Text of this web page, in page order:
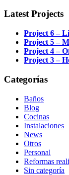
Latest Projects
Project 6 –
Project 5 –
Project 4 –
Project 3 –
Categorías
Baños
Blog
Cocinas
Instalaciones
News
Otros
Personal
Reformas
Sin categoría